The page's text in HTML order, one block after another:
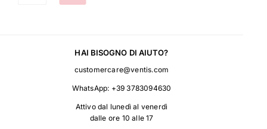
HAI BISOGNO DI AIUTO?
customercare@ventis.com
WhatsApp: +39 3783094630
Attivo dal lunedì al venerdì
dalle ore 10 alle 17